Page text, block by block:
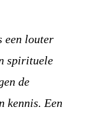
een louter
spirituele
de
kennis. Een